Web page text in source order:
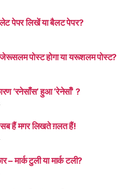
पेपर लिखें या बैलट पेपर?
पोस्ट होगा या यरूशलम पोस्ट?
‘रनेसाँस’ हुआ ‘रेनेसाँ’ ?
हैं मगर लिखते ग़लत हैं!
– मार्क टुली या मार्क टली?